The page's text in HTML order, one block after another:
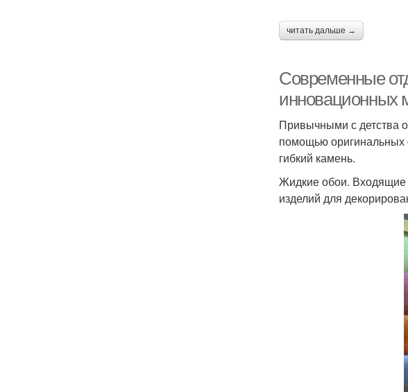
читать дальше →
Современные
инновационных
Привычными с детства
помощью оригинальных
гибкий камень.
Жидкие обои. Входящие
изделий для